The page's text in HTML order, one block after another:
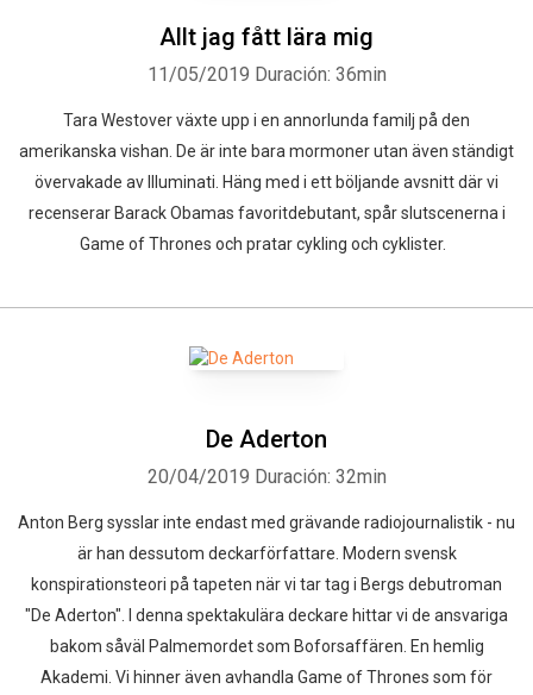
Allt jag fått lära mig
11/05/2019 Duración: 36min
Tara Westover växte upp i en annorlunda familj på den
amerikanska vishan. De är inte bara mormoner utan även ständigt
övervakade av Illuminati. Häng med i ett böljande avsnitt där vi
recenserar Barack Obamas favoritdebutant, spår slutscenerna i
Game of Thrones och pratar cykling och cyklister.
De Aderton
20/04/2019 Duración: 32min
Anton Berg sysslar inte endast med grävande radiojournalistik - nu
är han dessutom deckarförfattare. Modern svensk
konspirationsteori på tapeten när vi tar tag i Bergs debutroman
"De Aderton". I denna spektakulära deckare hittar vi de ansvariga
bakom såväl Palmemordet som Boforsaffären. En hemlig
Akademi. Vi hinner även avhandla Game of Thrones som för
Whatsapp Facebook Twitter